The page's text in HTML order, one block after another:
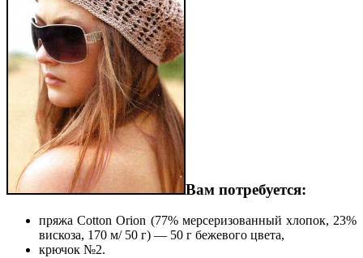
Вам потребуется:
пряжа Cotton Orion (77% мерсеризованный хлопок, 23%
вискоза, 170 м/ 50 г) — 50 г бежевого цвета,
крючок №2.